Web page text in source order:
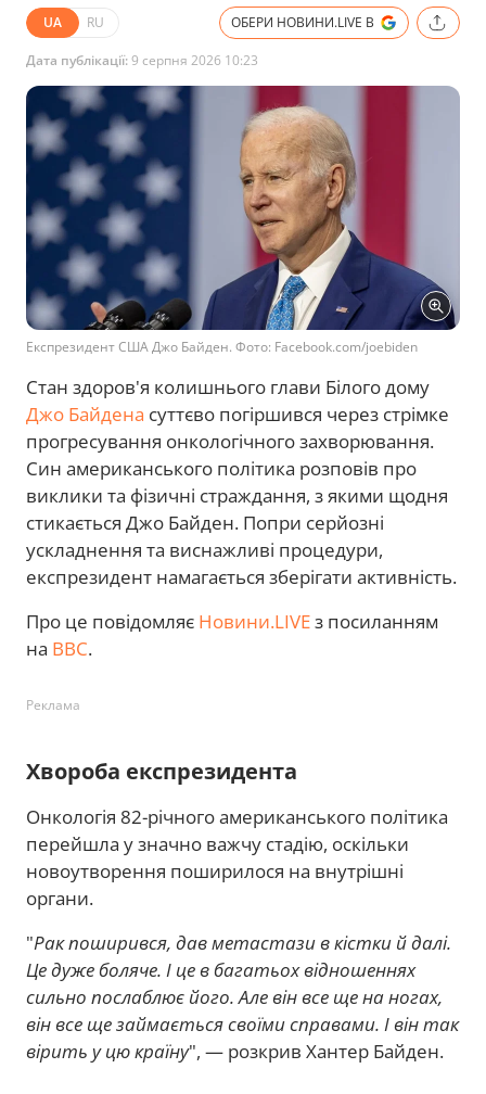
UA RU ОБЕРИ НОВИНИ.LIVE В
Дата публікації:9 серпня 2026 10:23
Експрезидент США Джо Байден. Фото: Facebook.com/joebiden
Стан здоров'я колишнього глави Білого дому
Джо Байдена суттєво погіршився через стрімке
прогресування онкологічного захворювання.
Син американського політика розповів про
виклики та фізичні страждання, з якими щодня
стикається Джо Байден. Попри серйозні
ускладнення та виснажливі процедури,
експрезидент намагається зберігати активність.
Про це повідомляє Новини.LIVEз посиланням
на BBC.
Реклама
Хвороба експрезидента
Онкологія 82-річного американського політика
перейшла у значно важчу стадію, оскільки
новоутворення поширилося на внутрішні
органи.
"Рак поширився, дав метастази в кістки й далі.
Це дуже боляче. І це в багатьох відношеннях
сильно послаблює його. Але він все ще на ногах,
він все ще займається своїми справами. І він так
вірить у цю країну", — розкрив Хантер Байден.